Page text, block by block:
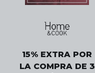
15% EXTRA POR
LA COMPRA DE 3